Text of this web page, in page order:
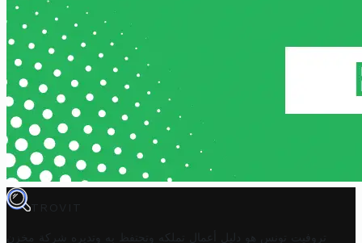
TROVIT
تروفيت تونس هو دليل أعمال تملكه وتحتفظ به وتديره
شركة مخزن